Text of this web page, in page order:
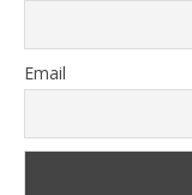
Email